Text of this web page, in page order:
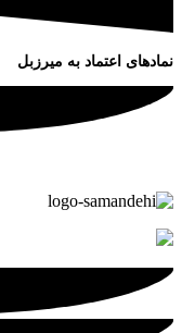
نمادهای اعتماد به میرزبل